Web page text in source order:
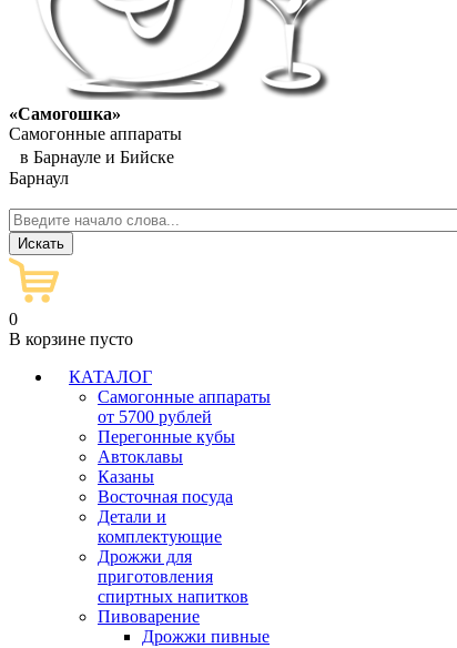
«Самогошка»
Самогонные аппараты
в Барнауле и Бийске
Барнаул
0
В корзине пусто
КАТАЛОГ
Самогонные аппараты
от 5700 рублей
Перегонные кубы
Автоклавы
Казаны
Восточная посуда
Детали и
комплектующие
Дрожжи для
приготовления
спиртных напитков
Пивоварение
Дрожжи пивные